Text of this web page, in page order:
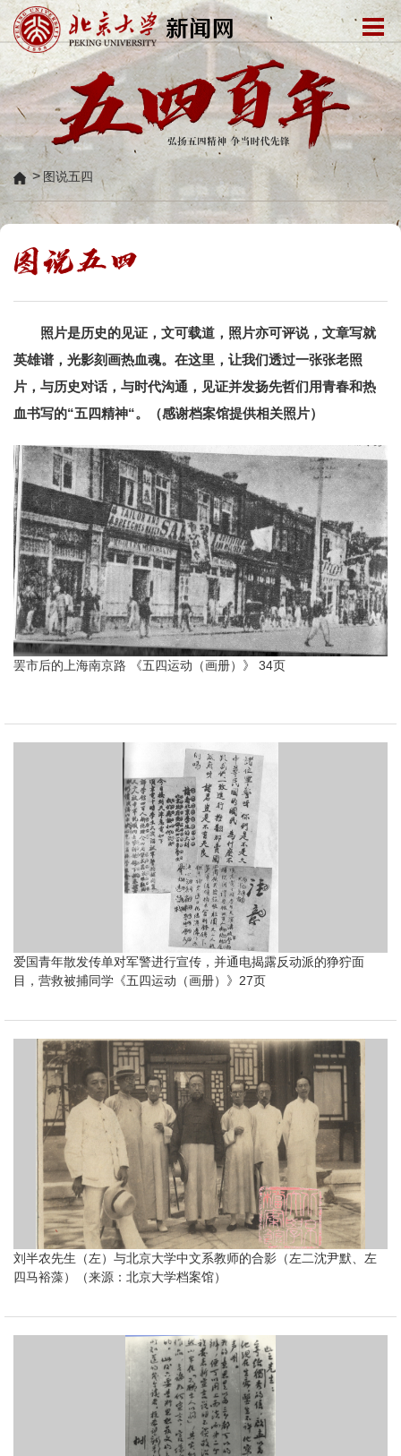
>图说五四
照片是历史的见证，文可载道，照片亦可评说，文章写就
英雄谱，光影刻画热血魂。在这里，让我们透过一张张老照
片，与历史对话，与时代沟通，见证并发扬先哲们用青春和热
血书写的“五四精神“。（感谢档案馆提供相关照片）
罢市后的上海南京路 《五四运动（画册）》 34页
爱国青年散发传单对军警进行宣传，并通电揭露反动派的狰狞面
目，营救被捕同学《五四运动（画册）》27页
刘半农先生（左）与北京大学中文系教师的合影（左二沈尹默、左
四马裕藻）（来源：北京大学档案馆）